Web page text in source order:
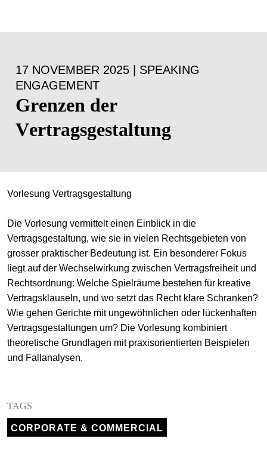
17 NOVEMBER 2025 | SPEAKING
ENGAGEMENT
Grenzen der
Vertragsgestaltung
Vorlesung Vertragsgestaltung
Die Vorlesung vermittelt einen Einblick in die
Vertragsgestaltung, wie sie in vielen Rechtsgebieten von
grosser praktischer Bedeutung ist. Ein besonderer Fokus
liegt auf der Wechselwirkung zwischen Vertragsfreiheit und
Rechtsordnung: Welche Spielräume bestehen für kreative
Vertragsklauseln, und wo setzt das Recht klare Schranken?
Wie gehen Gerichte mit ungewöhnlichen oder lückenhaften
Vertragsgestaltungen um? Die Vorlesung kombiniert
theoretische Grundlagen mit praxisorientierten Beispielen
und Fallanalysen.
TAGS
CORPORATE & COMMERCIAL